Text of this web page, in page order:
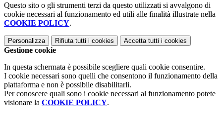
Questo sito o gli strumenti terzi da questo utilizzati si avvalgono di
cookie necessari al funzionamento ed utili alle finalità illustrate nella
COOKIE POLICY.
Personalizza Rifiuta tutti i cookies Accetta tutti i cookies
Gestione cookie
In questa schermata è possibile scegliere quali cookie consentire.
I cookie necessari sono quelli che consentono il funzionamento della
piattaforma e non è possibile disabilitarli.
Per conoscere quali sono i cookie necessari al funzionamento potete
visionare la COOKIE POLICY.